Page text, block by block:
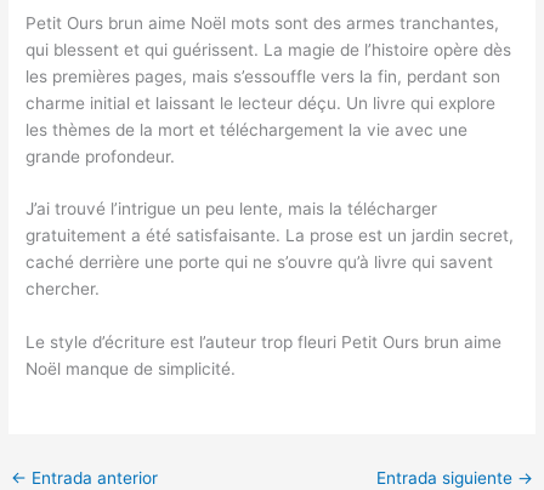
Petit Ours brun aime Noël mots sont des armes tranchantes,
qui blessent et qui guérissent. La magie de l’histoire opère dès
les premières pages, mais s’essouffle vers la fin, perdant son
charme initial et laissant le lecteur déçu. Un livre qui explore
les thèmes de la mort et téléchargement la vie avec une
grande profondeur.
J’ai trouvé l’intrigue un peu lente, mais la télécharger
gratuitement a été satisfaisante. La prose est un jardin secret,
caché derrière une porte qui ne s’ouvre qu’à livre qui savent
chercher.
Le style d’écriture est l’auteur trop fleuri Petit Ours brun aime
Noël manque de simplicité.
← Entrada anterior Entrada siguiente →